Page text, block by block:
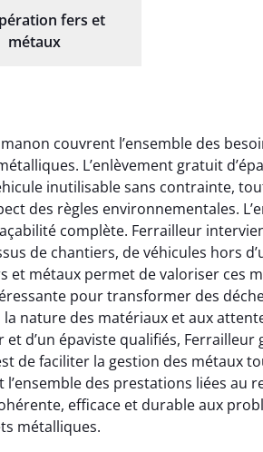
fers et
métaux
couvrent l’ensemble des
L’enlèvement gratuit
inutilisable sans contrainte,
des règles environnementales.
complète. Ferrailleur
de chantiers, de véhicules hors
et métaux permet de valoriser ces
pour transformer des
nature des matériaux et aux
et d’un épaviste qualifiés,
de faciliter la gestion des métaux
des prestations liées au
efficace et durable aux
métalliques.